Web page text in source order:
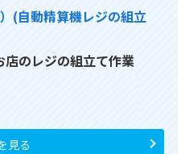
(自動精算機レジの組立
のレジの組立て作業
見る